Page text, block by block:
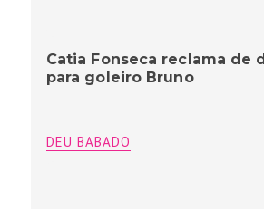
Catia Fonseca reclama de
para goleiro Bruno
DEU BABADO